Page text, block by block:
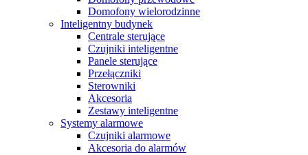
Domofony wielorodzinne
Inteligentny budynek
Centrale sterujące
Czujniki inteligentne
Panele sterujące
Przełączniki
Sterowniki
Akcesoria
Zestawy inteligentne
Systemy alarmowe
Czujniki alarmowe
Akcesoria do alarmów